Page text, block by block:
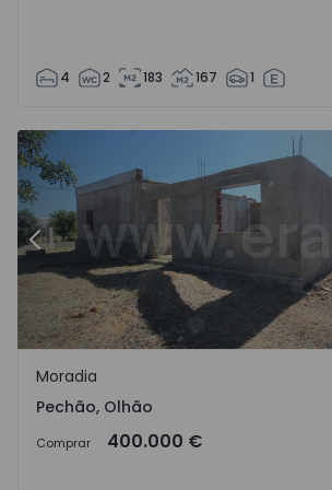
4 2 183 167 1
Moradia T4 Olhão, Pechão - 1558483 - 1
Anterior
Pechão, Olhão
Moradia
Pechão, Olhão
Comprar 400.000 €